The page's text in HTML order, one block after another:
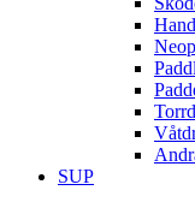
SUP